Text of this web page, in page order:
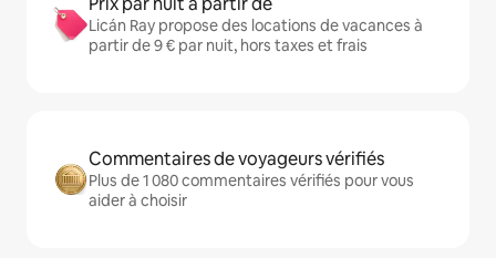
Licán Ray propose des locations de vacances à
partir de 9 € par nuit, hors taxes et frais
Commentaires de voyageurs vérifiés
Plus de 1 080 commentaires vérifiés pour vous
aider à choisir